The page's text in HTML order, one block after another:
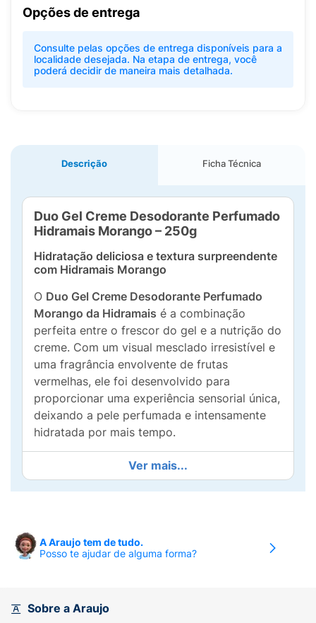
Opções de entrega
Consulte pelas opções de entrega disponíveis para a
localidade desejada. Na etapa de entrega, você
poderá decidir de maneira mais detalhada.
Descrição Ficha Técnica
Duo Gel Creme Desodorante Perfumado
Hidramais Morango – 250g
Hidratação deliciosa e textura surpreendente
com Hidramais Morango
O Duo Gel Creme Desodorante Perfumado
Morango da Hidramais é a combinação
perfeita entre o frescor do gel e a nutrição do
creme. Com um visual mesclado irresistível e
uma fragrância envolvente de frutas
vermelhas, ele foi desenvolvido para
proporcionar uma experiência sensorial única,
deixando a pele perfumada e intensamente
hidratada por mais tempo.
fórmula veganaé rica em ativos que
cuidam da saúde da pele, garantindo um
toque aveludado sem pesar:
revitalizante e um perfume adocicado
refrescante.
auxilia na manutenção da juventude da
Ver mais...
A Araujo tem de tudo.
Posso te ajudar de alguma forma?
Sobre a Araujo